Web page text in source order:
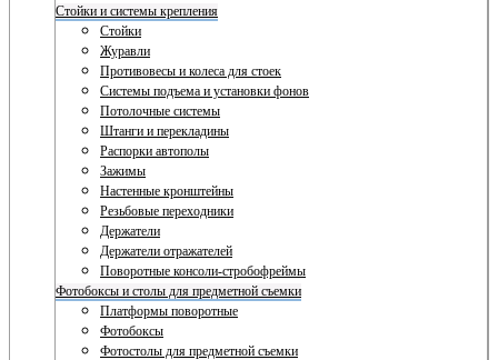
Стойки и системы крепления
Стойки
Журавли
Противовесы и колеса для стоек
Системы подъема и установки фонов
Потолочные системы
Штанги и перекладины
Распорки автополы
Зажимы
Настенные кронштейны
Резьбовые переходники
Держатели
Держатели отражателей
Поворотные консоли-стробофреймы
Фотобоксы и столы для предметной съемки
Платформы поворотные
Фотобоксы
Фотостолы для предметной съемки